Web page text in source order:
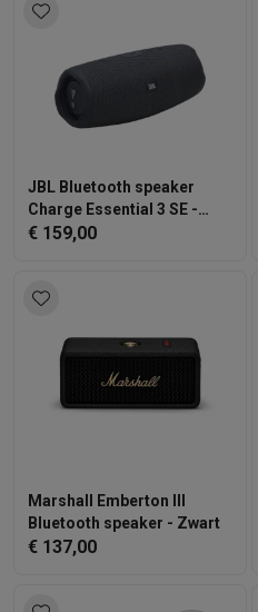
JBL Bluetooth speaker
Charge Essential 3 SE -
Zwart
€ 159,00
Marshall Emberton III
Bluetooth speaker - Zwart
€ 137,00